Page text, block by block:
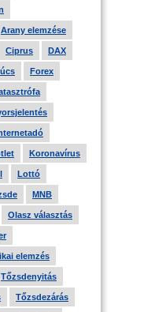
Arany elemzése
Ciprus DAX
Forex
Koronavírus
Lottó
MNB
Olasz választás
elemzés
Tőzsdenyitás
Tőzsdezárás